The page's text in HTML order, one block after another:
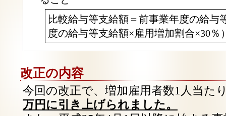
比較給与等支給額＝前事業年度の給与
度の給与等支給額×雇用増加割合×30％
改正の内容
今回の改正で、増加雇用者数1人当た
万円に引き上げられました。